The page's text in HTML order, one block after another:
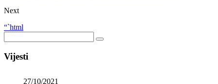
Next
“`html
Vijesti
27/10/2021